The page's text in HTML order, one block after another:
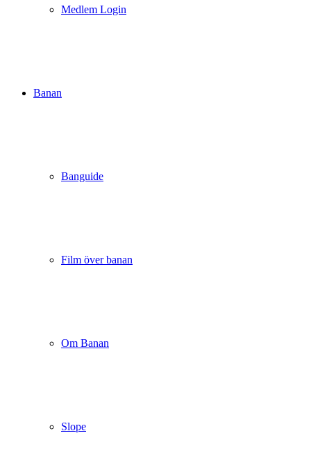
Medlem Login
Banan
Banguide
Film över banan
Om Banan
Slope